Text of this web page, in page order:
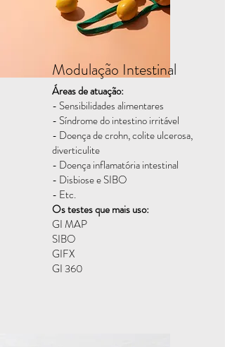
Modulação Intestinal
Áreas de atuação:
- Sensibilidades alimentares
- Síndrome do intestino irritável
- Doença de crohn, colite ulcerosa,
diverticulite
- Doença inflamatória intestinal
- Disbiose e SIBO
- Etc.
Os testes que mais uso:
GI MAP
SIBO
GIFX
GI 360